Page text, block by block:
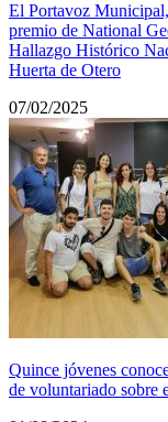
El Portavoz
premio de National
Hallazgo Histórico
Huerta de Otero
07/02/2025
Quince jóvenes
de voluntariado sobre